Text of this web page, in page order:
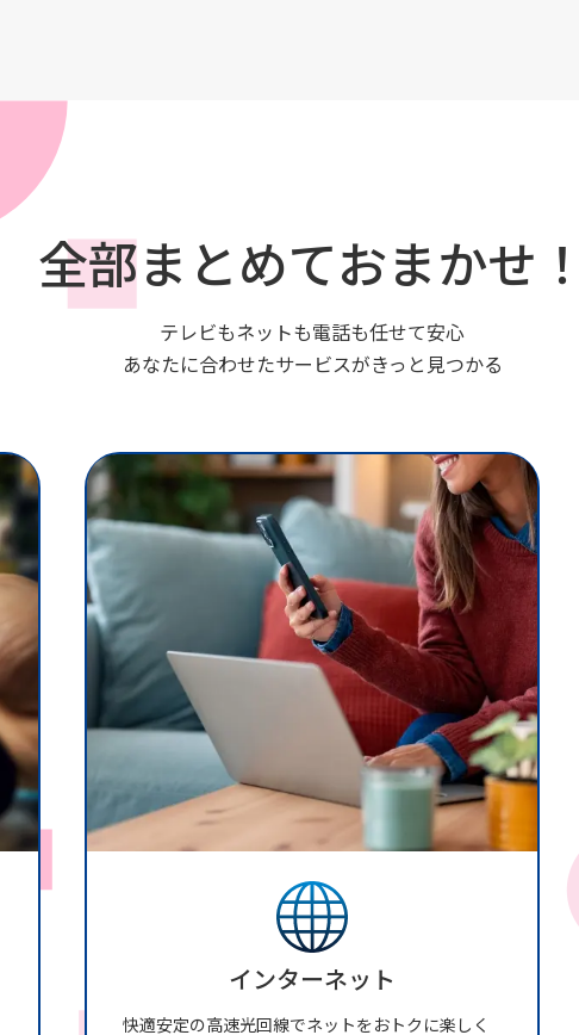
全部まとめておまかせ
テレビもネットも電話も任せて安心
あなたに合わせたサービスがきっと見つかる
インターネット
快適安定の高速光回線でネットをおトクに楽しく